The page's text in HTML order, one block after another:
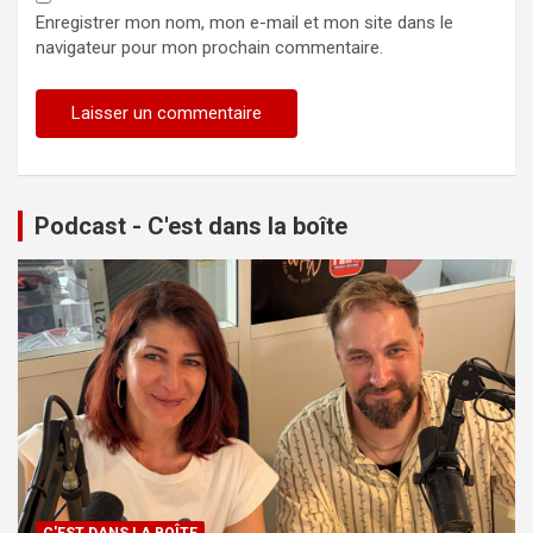
Enregistrer mon nom, mon e-mail et mon site dans le
navigateur pour mon prochain commentaire.
Podcast - C'est dans la boîte